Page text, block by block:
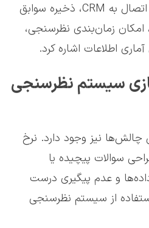
پیشرفته، داشبورد مدیریتی، اتصال به CRM، ذخیره سوابق
امکان زمان‌بندی نظرسنجی،
اطلاعات اشاره کرد.
سیستم نظرسنجی
چالش‌ها نیز وجود دارد. نرخ
سوالات پیچیده یا
و عدم پیگیری درست
از سیستم نظرسنجی